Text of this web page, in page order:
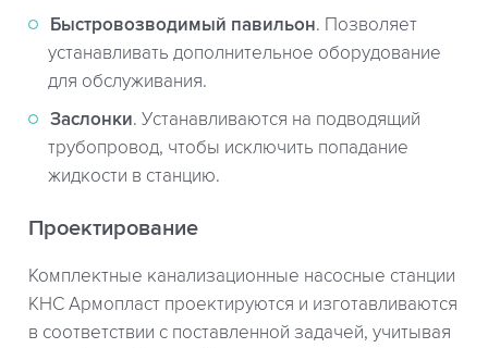
Быстровозводимый павильон. Позволяет
устанавливать дополнительное оборудование
для обслуживания.
Заслонки. Устанавливаются на подводящий
трубопровод, чтобы исключить попадание
жидкости в станцию.
Проектирование
Комплектные канализационные насосные станции
КНС Армопласт проектируются и изготавливаются
в соответствии с поставленной задачей, учитывая